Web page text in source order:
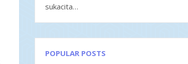
sukacita…
POPULAR POSTS